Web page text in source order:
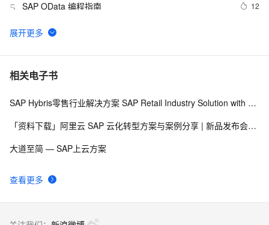
5 SAP OData 编程指南 12
6 SAP MM 计量单位EA的数量可以有小数点
7 [Step By Step]SAP HANA PAL多用户使用(单指数平滑法
8 SAP Netweaver 'SAPHostControl' Service Remote
609
IN 】
相关电子书
查看更多
SAP Hybris零售行业解决方案 SAP Retail Industry Solution with Hybris Portfolio
「资料下载」阿里云 SAP 云化转型方案与案例分享 | 新品发布会92期
大道至简 — SAP上云方案